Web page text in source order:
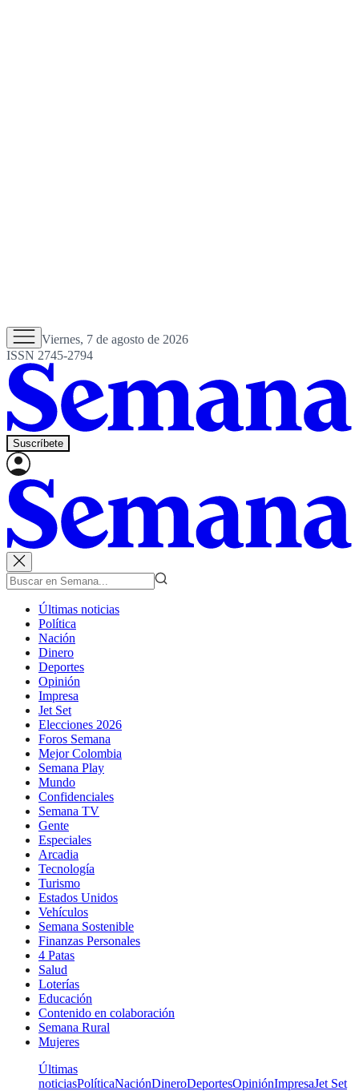
Viernes, 7 de agosto de 2026
ISSN 2745-2794
Suscríbete
Últimas noticias
Política
Nación
Dinero
Deportes
Opinión
Impresa
Jet Set
Elecciones 2026
Foros Semana
Mejor Colombia
Semana Play
Mundo
Confidenciales
Semana TV
Gente
Especiales
Arcadia
Tecnología
Turismo
Estados Unidos
Vehículos
Semana Sostenible
Finanzas Personales
4 Patas
Salud
Loterías
Educación
Contenido en colaboración
Semana Rural
Mujeres
Últimas
noticiasPolíticaNaciónDineroDeportesOpiniónImpresaJet Set